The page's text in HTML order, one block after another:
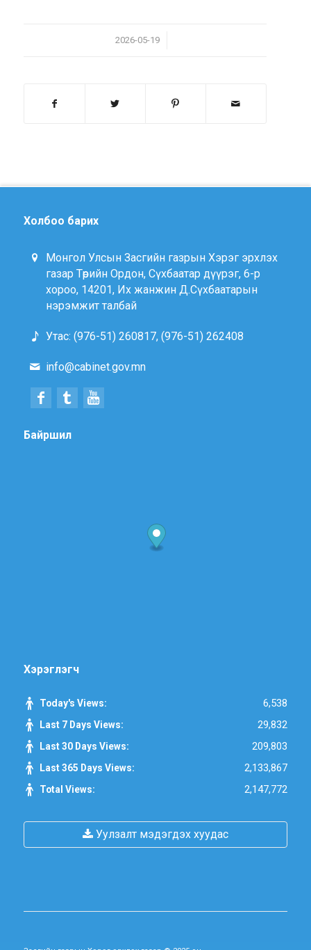
2026-05-19
/
Холбоо барих
Монгол Улсын Засгийн газрын Хэрэг эрхлэх
газар Төрийн Ордон, Сүхбаатар дүүрэг, 6-р
хороо, 14201, Их жанжин Д.Сүхбаатарын
нэрэмжит талбай
Утас: (976-51) 260817, (976-51) 262408
info@cabinet.gov.mn
Байршил
Хэрэглэгч
Today's Views: 6,538
Last 7 Days Views: 29,832
Last 30 Days Views: 209,803
Last 365 Days Views: 2,133,867
Total Views: 2,147,772
Уулзалт мэдэгдэх хуудас